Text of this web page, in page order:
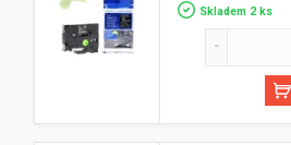
Skladem 2 ks